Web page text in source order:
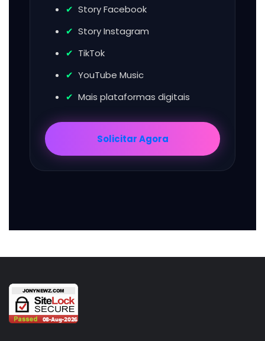
Story Facebook
Story Instagram
TikTok
YouTube Music
Mais plataformas digitais
Solicitar Agora